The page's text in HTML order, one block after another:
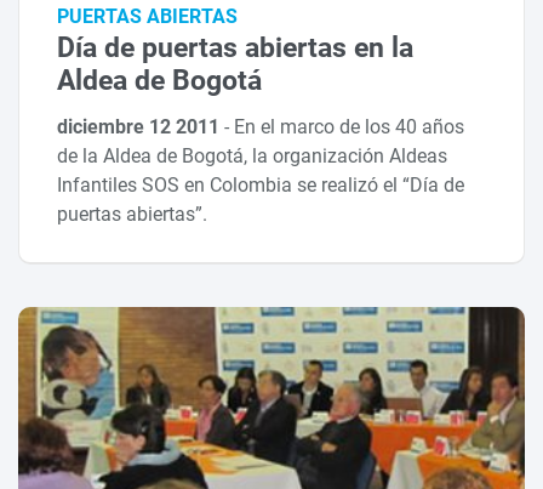
PUERTAS ABIERTAS
Día de puertas abiertas en la
Aldea de Bogotá
diciembre 12 2011- En el marco de los 40 años
de la Aldea de Bogotá, la organización Aldeas
Infantiles SOS en Colombia se realizó el “Día de
puertas abiertas”.